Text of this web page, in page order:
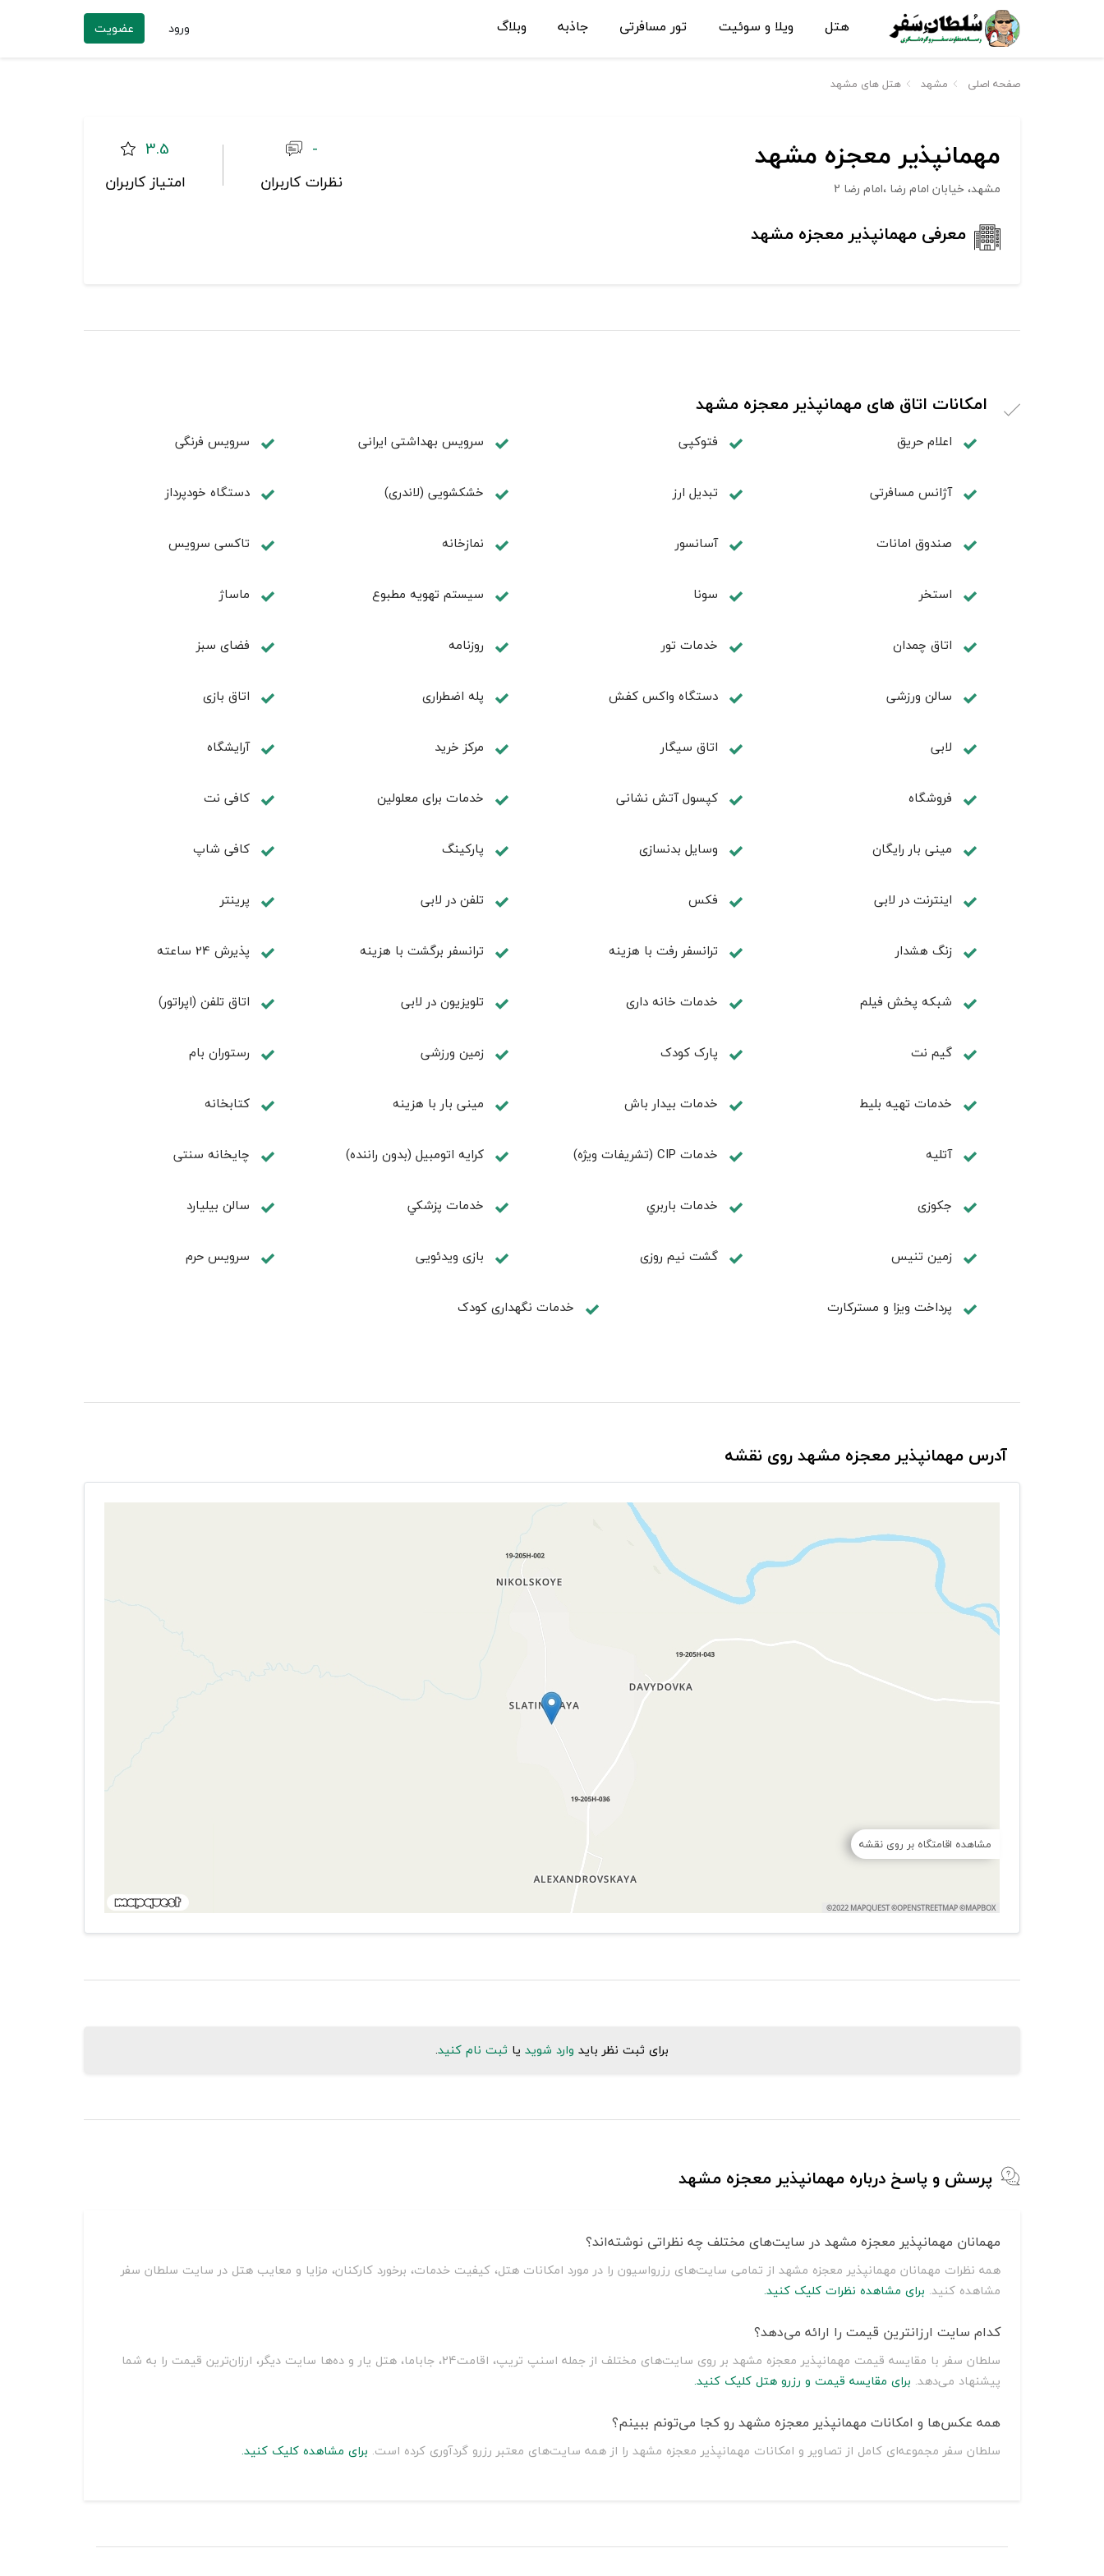
هتل ویلا و سوئیت تور مسافرتی جاذبه وبلاگ ورود عضویت
صفحه اصلی مشهد هتل های مشهد
مهمانپذیر معجزه مشهد
مشهد، خیابان امام رضا ،امام رضا 2
3.5
امتیاز کاربران
-
نظرات کاربران
معرفی مهمانپذیر معجزه مشهد
امکانات اتاق های مهمانپذیر معجزه مشهد
اعلام حریق فتوکپی سرویس بهداشتی ایرانی سرویس فرنگی
آژانس مسافرتی تبديل ارز خشکشویی (لاندری) دستگاه خودپرداز
صندوق امانات آسانسور نمازخانه تاکسی سرویس
استخر سونا سیستم تهویه مطبوع ماساژ
اتاق چمدان خدمات تور روزنامه فضای سبز
سالن ورزشی دستگاه واکس کفش پله اضطراری اتاق بازی
لابی اتاق سیگار مرکز خرید آرایشگاه
فروشگاه کپسول آتش نشانی خدمات برای معلولین کافی نت
مینی بار رایگان وسایل بدنسازی پاركينگ كافی شاپ
اينترنت در لابی فكس تلفن در لابی پرینتر
زنگ هشدار ترانسفر رفت با هزینه ترانسفر برگشت با هزینه پذیرش 24 ساعته
شبکه پخش فیلم خدمات خانه داری تلویزیون در لابی اتاق تلفن (اپراتور)
گیم نت پارک کودک زمین ورزشی رستوران بام
خدمات تهيه بليط خدمات بیدار باش مینی بار با هزینه كتابخانه
آتلیه خدمات CIP (تشریفات ویژه) کرایه اتومبیل (بدون راننده) چايخانه سنتی
جكوزی خدمات باربري خدمات پزشكي سالن بيليارد
زمين تنيس گشت نیم روزی بازی ویدئویی سرویس حرم
پرداخت ویزا و مسترکارت خدمات نگهداری کودک
آدرس مهمانپذیر معجزه مشهد روی نقشه
مشاهده اقامتگاه بر روی نقشه
برای ثبت نظر باید وارد شوید یا ثبت نام کنید.
پرسش و پاسخ درباره مهمانپذیر معجزه مشهد
مهمانان مهمانپذیر معجزه مشهد در سایت‌های مختلف چه نظراتی نوشته‌اند؟
همه نظرات مهمانان مهمانپذیر معجزه مشهد از تمامی سایت‌های رزرواسیون را در مورد امکانات هتل، کیفیت خدمات، برخورد کارکنان، مزایا و معایب هتل در سایت سلطان سفر
مشاهده کنید. برای مشاهده نظرات کلیک کنید.
کدام سایت ارزانترین قیمت را ارائه می‌دهد؟
سلطان سفر با مقایسه قیمت مهمانپذیر معجزه مشهد بر روی سایت‌های مختلف از جمله اسنپ تریپ، اقامت24، جاباما، هتل یار و ده‌ها سایت دیگر، ارزان‌ترین قیمت را به شما
پیشنهاد می‌دهد. برای مقایسه قیمت و رزرو هتل کلیک کنید.
همه عکس‌ها و امکانات مهمانپذیر معجزه مشهد رو کجا می‌تونم ببینم؟
سلطان سفر مجموعه‌ای کامل از تصاویر و امکانات مهمانپذیر معجزه مشهد را از همه سایت‌های معتبر رزرو گردآوری کرده است. برای مشاهده کلیک کنید.